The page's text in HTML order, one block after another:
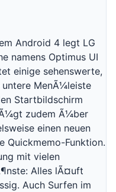
Android 4 legt LG
namens Optimus UI
einige sehenswerte,
MenÃ¼leiste
Startbildschirm
zudem Ã¼ber
einen neuen
Quickmemo-Funktion.
mit vielen
Alles lÃ¤uft
Auch Surfen im